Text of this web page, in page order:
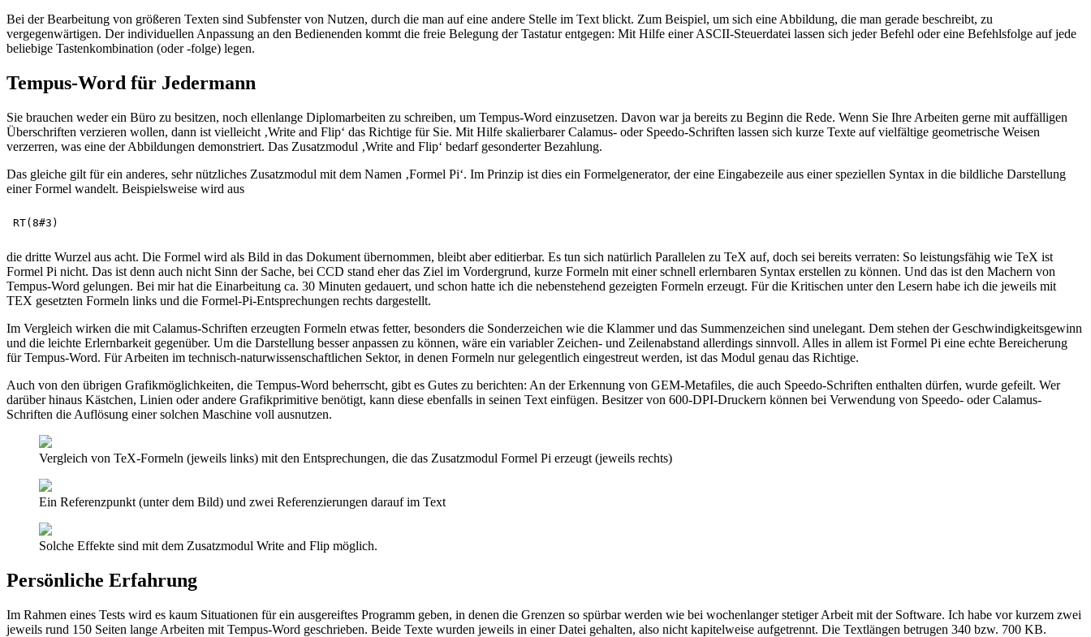
Bei der Bearbeitung von größeren Texten sind Subfenster von Nutzen, durch die man auf eine andere Stelle im Text blickt. Zum Beispiel, um sich eine Abbildung, die man gerade beschreibt, zu
vergegenwärtigen. Der individuellen Anpassung an den Bedienenden kommt die freie Belegung der Tastatur entgegen: Mit Hilfe einer ASCII-Steuerdatei lassen sich jeder Befehl oder eine Befehlsfolge auf jede
beliebige Tastenkombination (oder -folge) legen.
Tempus-Word für Jedermann
Sie brauchen weder ein Büro zu besitzen, noch ellenlange Diplomarbeiten zu schreiben, um Tempus-Word einzusetzen. Davon war ja bereits zu Beginn die Rede. Wenn Sie Ihre Arbeiten gerne mit auffälligen
Überschriften verzieren wollen, dann ist vielleicht ‚Write and Flip‘ das Richtige für Sie. Mit Hilfe skalierbarer Calamus- oder Speedo-Schriften lassen sich kurze Texte auf vielfältige geometrische Weisen
verzerren, was eine der Abbildungen demonstriert. Das Zusatzmodul ‚Write and Flip‘ bedarf gesonderter Bezahlung.
Das gleiche gilt für ein anderes, sehr nützliches Zusatzmodul mit dem Namen ‚Formel Pi‘. Im Prinzip ist dies ein Formelgenerator, der eine Eingabezeile aus einer speziellen Syntax in die bildliche Darstellung
einer Formel wandelt. Beispielsweise wird aus
die dritte Wurzel aus acht. Die Formel wird als Bild in das Dokument übernommen, bleibt aber editierbar. Es tun sich natürlich Parallelen zu TeX auf, doch sei bereits verraten: So leistungsfähig wie TeX ist
Formel Pi nicht. Das ist denn auch nicht Sinn der Sache, bei CCD stand eher das Ziel im Vordergrund, kurze Formeln mit einer schnell erlernbaren Syntax erstellen zu können. Und das ist den Machern von
Tempus-Word gelungen. Bei mir hat die Einarbeitung ca. 30 Minuten gedauert, und schon hatte ich die nebenstehend gezeigten Formeln erzeugt. Für die Kritischen unter den Lesern habe ich die jeweils mit
TEX gesetzten Formeln links und die Formel-Pi-Entsprechungen rechts dargestellt.
Im Vergleich wirken die mit Calamus-Schriften erzeugten Formeln etwas fetter, besonders die Sonderzeichen wie die Klammer und das Summenzeichen sind unelegant. Dem stehen der Geschwindigkeitsgewinn
und die leichte Erlernbarkeit gegenüber. Um die Darstellung besser anpassen zu können, wäre ein variabler Zeichen- und Zeilenabstand allerdings sinnvoll. Alles in allem ist Formel Pi eine echte Bereicherung
für Tempus-Word. Für Arbeiten im technisch-naturwissenschaftlichen Sektor, in denen Formeln nur gelegentlich eingestreut werden, ist das Modul genau das Richtige.
Auch von den übrigen Grafikmöglichkeiten, die Tempus-Word beherrscht, gibt es Gutes zu berichten: An der Erkennung von GEM-Metafiles, die auch Speedo-Schriften enthalten dürfen, wurde gefeilt. Wer
darüber hinaus Kästchen, Linien oder andere Grafikprimitive benötigt, kann diese ebenfalls in seinen Text einfügen. Besitzer von 600-DPI-Druckern können bei Verwendung von Speedo- oder Calamus-
Schriften die Auflösung einer solchen Maschine voll ausnutzen.
Vergleich von TeX-Formeln (jeweils links) mit den Entsprechungen, die das Zusatzmodul Formel Pi erzeugt (jeweils rechts)
Ein Referenzpunkt (unter dem Bild) und zwei Referenzierungen darauf im Text
Solche Effekte sind mit dem Zusatzmodul Write and Flip möglich.
Persönliche Erfahrung
Im Rahmen eines Tests wird es kaum Situationen für ein ausgereiftes Programm geben, in denen die Grenzen so spürbar werden wie bei wochenlanger stetiger Arbeit mit der Software. Ich habe vor kurzem zwei
jeweils rund 150 Seiten lange Arbeiten mit Tempus-Word geschrieben. Beide Texte wurden jeweils in einer Datei gehalten, also nicht kapitelweise aufgetrennt. Die Textlängen betrugen 340 bzw. 700 KB.